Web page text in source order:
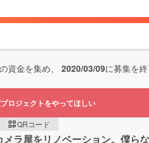
資金を集め、 2020/03/09に募集を
ロジェクトをやってほしい
QRコード
ラ屋をリノベーション。僕ら